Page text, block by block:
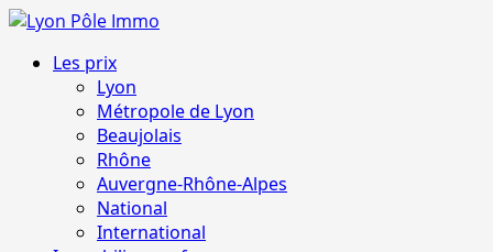
Aller
contenu
Menu
principal
Les prix
Lyon
Métropole de Lyon
Beaujolais
Rhône
Auvergne-Rhône-Alpes
National
International